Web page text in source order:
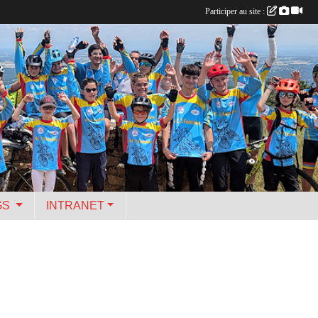
INTRANET
Participer au site :